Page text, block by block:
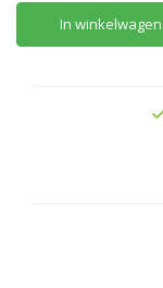
In winkelwagen